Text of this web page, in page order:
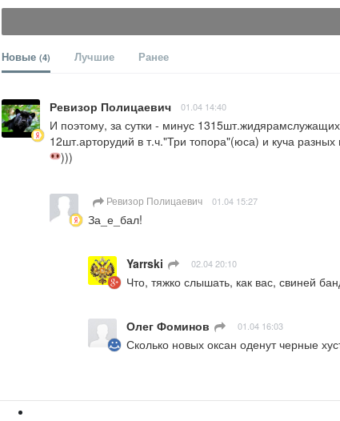
Новые (4) Лучшие Ранее
Ревизор Полицаевич 01.04 14:40
И поэтому, за сутки - минус
12шт.арторудий в т.ч."Три топора"(юса) и куча разных
)))
Ревизор Полицаевич 01.04 15:27
За_е_бал!
Yarrski 02.04 20:10
Что, тяжко слышать, как вас, свиней
Олег Фоминов 01.04 16:03
Сколько новых оксан оденут черные